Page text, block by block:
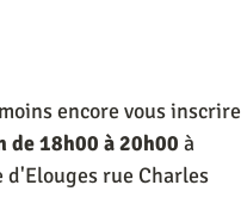
encore vous inscrire
de 18h00 à 20h00 à
d'Elouges rue Charles